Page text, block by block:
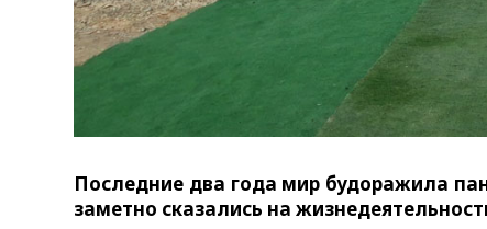
Последние два года мир будоражила
заметно сказались на